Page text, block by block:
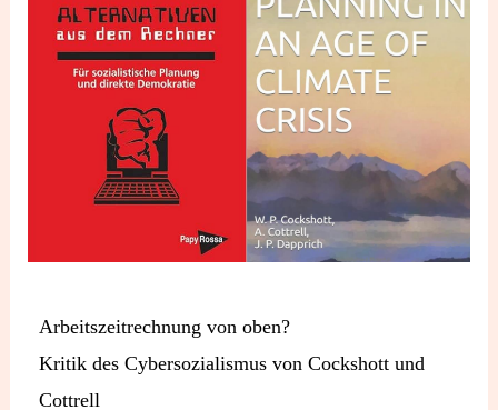
Arbeitszeitrechnung von oben?
Kritik des Cybersozialismus von Cockshott und
Cottrell